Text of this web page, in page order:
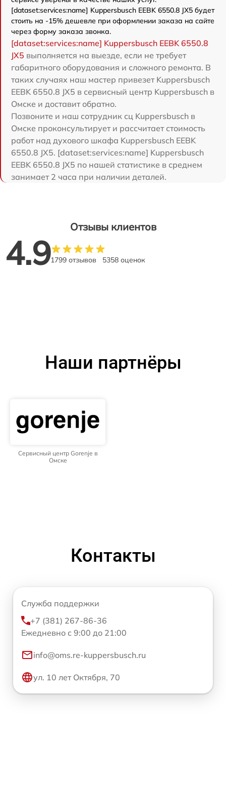
[dataset:services:name] Kuppersbusch EEBK 6550.8 JX5 будет
стоить на -15% дешевле при оформлении заказа на сайте
через форму заказа звонка.
[dataset:services:name] Kuppersbusch EEBK 6550.8
JX5 выполняется на выезде, если не требует
габаритного оборудования и сложного ремонта. В
таких случаях наш мастер привезет Kuppersbusch
EEBK 6550.8 JX5 в сервисный центр Kuppersbusch в
Омске и доставит обратно.
Позвоните и наш сотрудник сц Kuppersbusch в
Омске проконсультирует и рассчитает стоимость
работ над духового шкафа Kuppersbusch EEBK
6550.8 JX5. [dataset:services:name] Kuppersbusch
EEBK 6550.8 JX5 по нашей статистике в среднем
занимает 2 часа при наличии деталей.
Отзывы клиентов
4.91799 отзывов 5358 оценок
Наши партнёры
Сервисный центр Gorenje в
Омске
Контакты
Служба поддержки
+7 (381) 267-86-36
Ежедневно с 9:00 до 21:00
info@oms.re-kuppersbusch.ru
ул. 10 лет Октября, 70